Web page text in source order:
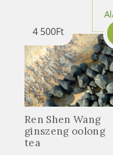
Ren Shen Wang
ginszeng oolong
tea
4 500Ft